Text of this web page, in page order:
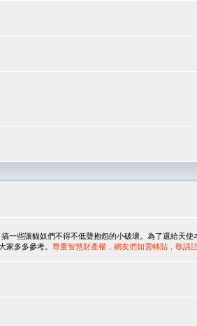
一些讓貓奴們不得不低聲抱怨的小破壞。為了還給天
家多多參考。 尊重智慧財產權，網友們如需轉貼，敬請